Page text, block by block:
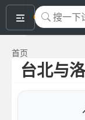
okeyTool
首页
台北与